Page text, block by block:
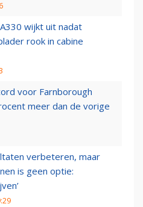
wijkt uit nadat
rook in cabine
voor Farnborough
meer dan de vorige
verbeteren, maar
is geen optie: